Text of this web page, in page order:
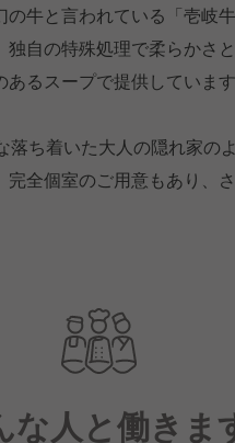
牛と言われている「壱岐牛
自の特殊処理で柔らかさ
るスープで提供しています
ち着いた大人の隠れ家のよ
全個室のご用意もあり、
な人と働きま